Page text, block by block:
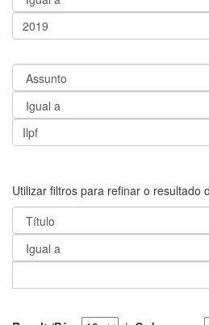
Utilizar filtros para refinar o resultado